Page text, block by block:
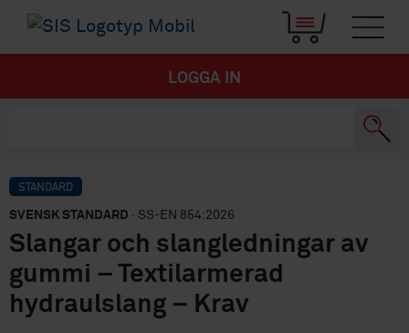
LOGGA IN
STANDARD
SVENSK STANDARD · SS-EN 854:2026
Slangar och slangledningar av
gummi – Textilarmerad
hydraulslang – Krav